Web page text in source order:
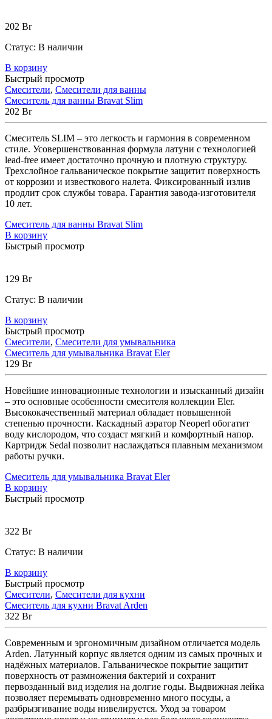
202 Br
Статус: В наличии
В корзину
Быстрый просмотр
Смесители, Смесители для ванны
Смеситель для ванны Bravat Slim
202 Br
Смеситель SLIM – это легкость и гармония в современном
стиле. Усовершенствованная формула латуни с технологией
lead-free имеет достаточно прочную и плотную структуру.
Трехслойное гальваническое покрытие защитит поверхность
от коррозии и известкового налета. Фиксированный излив
продлит срок службы товара. Гарантия завода-изготовителя
10 лет.
Смеситель для ванны Bravat Slim
В корзину
Быстрый просмотр
129 Br
Статус: В наличии
В корзину
Быстрый просмотр
Смесители, Смесители для умывальника
Смеситель для умывальника Bravat Eler
129 Br
Новейшие инновационные технологии и изысканный дизайн
– это основные особенности смесителя коллекции Eler.
Высококачественный материал обладает повышенной
степенью прочности. Каскадный аэратор Neoperl обогатит
воду кислородом, что создаст мягкий и комфортный напор.
Картридж Sedal позволит наслаждаться плавным механизмом
работы ручки.
Смеситель для умывальника Bravat Eler
В корзину
Быстрый просмотр
322 Br
Статус: В наличии
В корзину
Быстрый просмотр
Смесители, Смесители для кухни
Смеситель для кухни Bravat Arden
322 Br
Современным и эргономичным дизайном отличается модель
Arden. Латунный корпус является одним из самых прочных и
надёжных материалов. Гальваническое покрытие защитит
поверхность от размножения бактерий и сохранит
первозданный вид изделия на долгие годы. Выдвижная лейка
позволяет перемывать одновременно много посуды, а
разбрызгивание воды нивелируется. Уход за товаром